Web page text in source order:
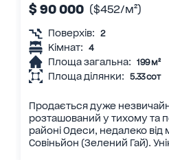
$ 90 000 ($452/м²)
Поверхів: 2
Кімнат: 4
Площа загальна: 199 м²
Площа ділянки: 5.33 сот
Продається дуже
розташований у тихому та
районі Одеси, недалеко
Совіньйон (Зелений Гай).